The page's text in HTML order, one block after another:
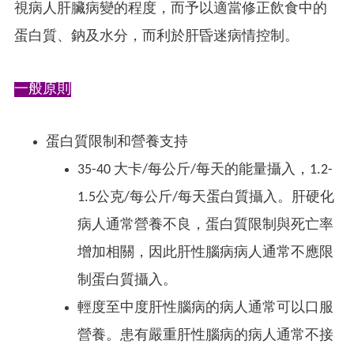
視病人肝臟病變的程度，而予以適當修正飲食中的
蛋白質、鈉及水分，而利於肝昏迷病情控制。
一般原則
蛋白質限制和營養支持
35-40 大卡/每公斤/每天的能量攝入，1.2-
1.5公克/每公斤/每天蛋白質攝入。肝硬化
病人通常營養不良，蛋白質限制與死亡率
增加相關，因此肝性腦病病人通常不應限
制蛋白質攝入。
輕度至中度肝性腦病的病人通常可以口服
營養。患有嚴重肝性腦病的病人通常不接